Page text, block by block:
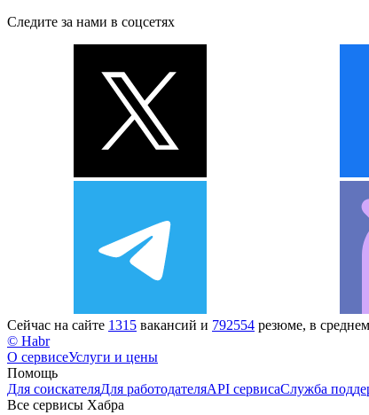
Следите за нами в соцсетях
Сейчас на сайте 1315 вакансий и 792554 резюме, в
© Habr
О сервисеУслуги и цены
Помощь
Для соискателяДля работодателяAPI сервисаСлужба
Все сервисы Хабра